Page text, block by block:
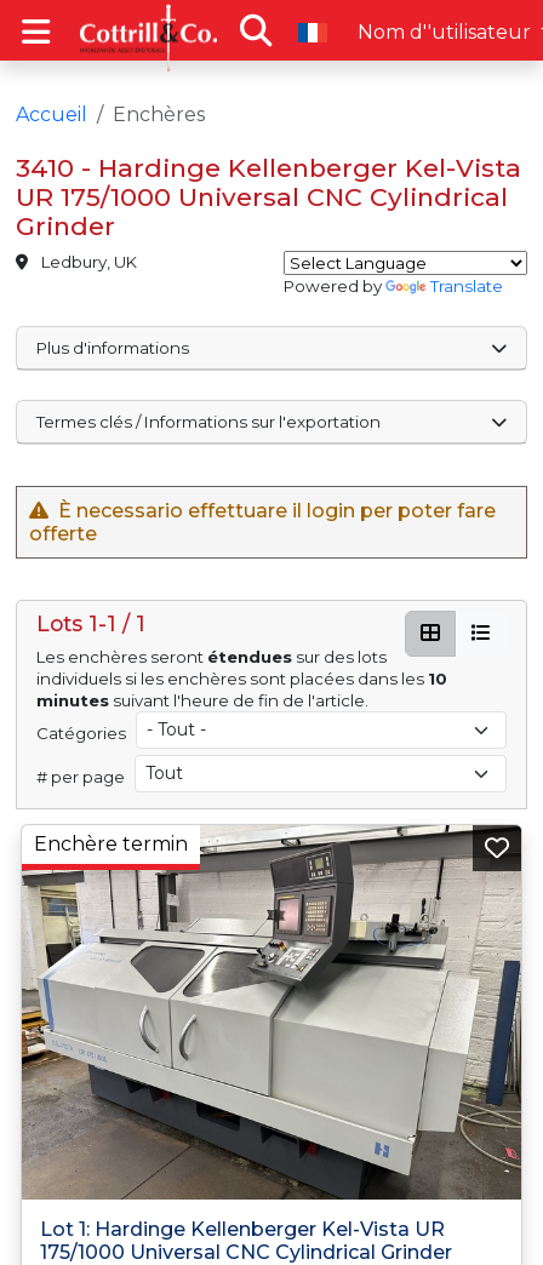
Nom d''utilisateur
Accueil Enchères
3410 - Hardinge Kellenberger Kel-Vista
UR 175/1000 Universal CNC Cylindrical
Grinder
Ledbury, UK
Powered by
Translate
Plus d'informations
Termes clés / Informations sur l'exportation
È necessario effettuare il login per poter fare
offerte
Lots 1-1 / 1
Les enchères seront étendues sur des lots
individuels si les enchères sont placées dans les 10
minutes suivant l'heure de fin de l'article.
Catégories
# per page
Lot 1: Hardinge Kellenberger Kel-Vista UR
175/1000 Universal CNC Cylindrical Grinder
Enchère termin